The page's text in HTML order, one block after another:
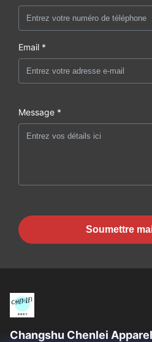
Email *
Message *
Soumettre
Changshu Chenlei